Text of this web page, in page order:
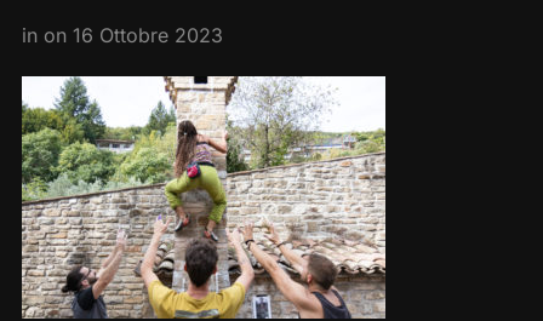
in on 16 Ottobre 2023